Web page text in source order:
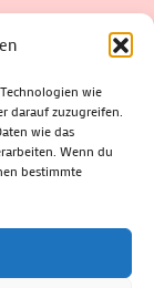
wie
darauf zuzugreifen.
wie das
Wenn du
bestimmte
HITZE
KABARETT
REIHE
SUHL